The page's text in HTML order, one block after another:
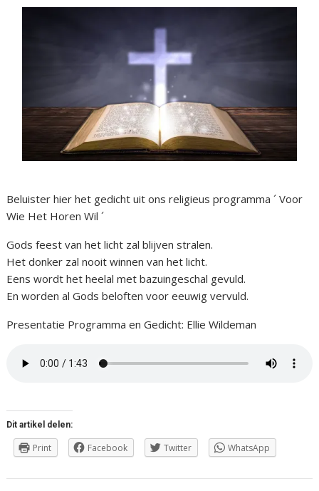
Beluister hier het gedicht uit ons religieus programma ´ Voor
Wie Het Horen Wil ´
Gods feest van het licht zal blijven stralen.
Het donker zal nooit winnen van het licht.
Eens wordt het heelal met bazuingeschal gevuld.
En worden al Gods beloften voor eeuwig vervuld.
Presentatie Programma en Gedicht: Ellie Wildeman
Dit artikel delen:
Print Facebook Twitter WhatsApp